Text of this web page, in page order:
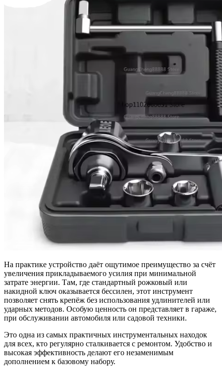
На практике устройство даёт ощутимое преимущество за счёт
увеличения прикладываемого усилия при минимальной
затрате энергии. Там, где стандартный рожковый или
накидной ключ оказывается бессилен, этот инструмент
позволяет снять крепёж без использования удлинителей или
ударных методов. Особую ценность он представляет в гараже,
при обслуживании автомобиля или садовой техники.
Это одна из самых практичных инструментальных находок
для всех, кто регулярно сталкивается с ремонтом. Удобство и
высокая эффективность делают его незаменимым
дополнением к базовому набору.